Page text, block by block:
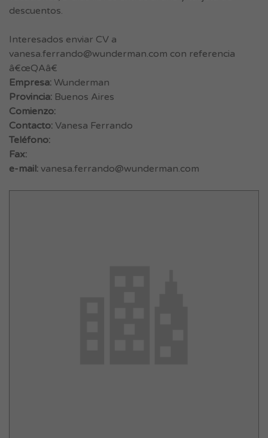
descuentos.
Interesados enviar CV a
vanesa.ferrando@wunderman.com con referencia
â€œQAâ€
Empresa: Wunderman
Provincia: Buenos Aires
Comienzo:
Contacto: Vanesa Ferrando
Teléfono:
Fax:
e-mail: vanesa.ferrando@wunderman.com